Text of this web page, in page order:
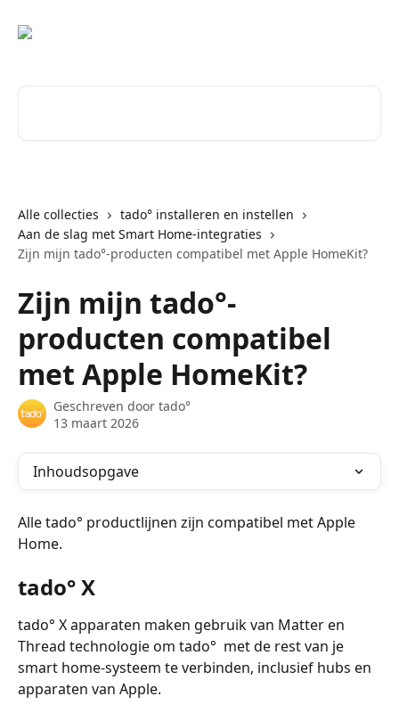
Alle collecties
tado° installeren en instellen
Aan de slag met Smart Home-integraties
Zijn mijn tado°-producten compatibel met Apple HomeKit?
Zijn mijn tado°-
producten compatibel
met Apple HomeKit?
Geschreven door tado°
13 maart 2026
Inhoudsopgave
Alle tado° productlijnen zijn compatibel met Apple
Home.
tado° X
tado° X apparaten maken gebruik van Matter en
Thread technologie om tado°  met de rest van je
smart home-systeem te verbinden, inclusief hubs en
apparaten van Apple.